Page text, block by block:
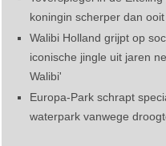
koningin scherper dan ooit
Walibi Holland grijpt op
iconische jingle uit jaren
Walibi'
Europa-Park schrapt
waterpark vanwege